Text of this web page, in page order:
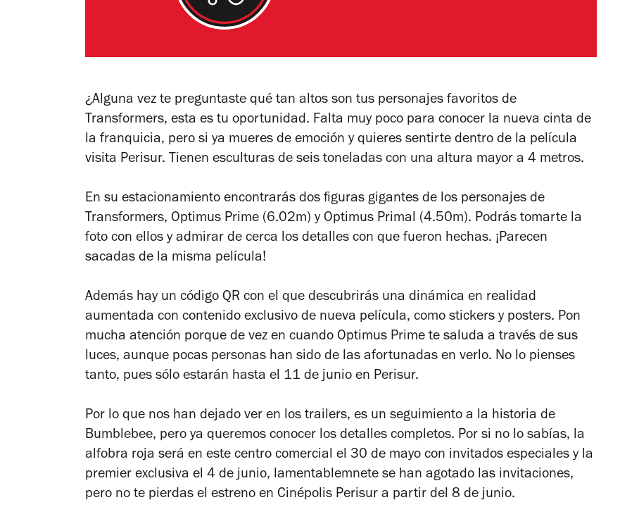
¿Alguna vez te preguntaste qué tan altos son tus personajes favoritos de
Transformers, esta es tu oportunidad. Falta muy poco para conocer la nueva cinta de
la franquicia, pero si ya mueres de emoción y quieres sentirte dentro de la película
visita Perisur. Tienen esculturas de seis toneladas con una altura mayor a 4 metros.
En su estacionamiento encontrarás dos figuras gigantes de los personajes de
Transformers, Optimus Prime (6.02m) y Optimus Primal (4.50m). Podrás tomarte la
foto con ellos y admirar de cerca los detalles con que fueron hechas. ¡Parecen
sacadas de la misma película!
Además hay un código QR con el que descubrirás una dinámica en realidad
aumentada con contenido exclusivo de nueva película, como stickers y posters. Pon
mucha atención porque de vez en cuando Optimus Prime te saluda a través de sus
luces, aunque pocas personas han sido de las afortunadas en verlo. No lo pienses
tanto, pues sólo estarán hasta el 11 de junio en Perisur.
Por lo que nos han dejado ver en los trailers, es un seguimiento a la historia de
Bumblebee, pero ya queremos conocer los detalles completos. Por si no lo sabías, la
alfobra roja será en este centro comercial el 30 de mayo con invitados especiales y la
premier exclusiva el 4 de junio, lamentablemnete se han agotado las invitaciones,
pero no te pierdas el estreno en Cinépolis Perisur a partir del 8 de junio.